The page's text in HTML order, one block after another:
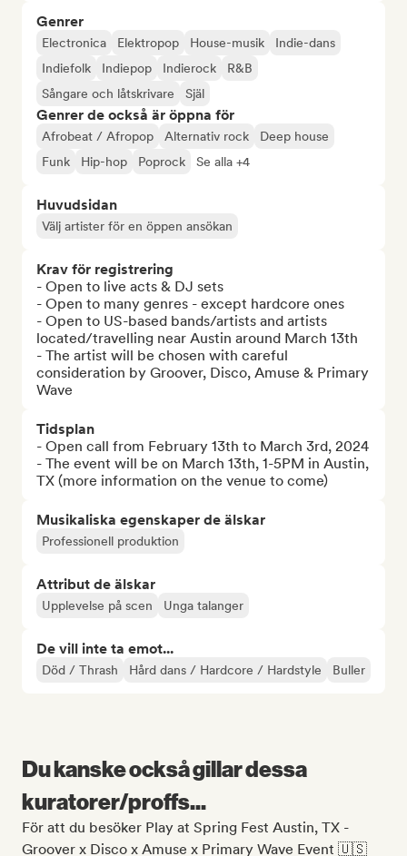
Genrer
Electronica Elektropop House-musik
Indie-dans
Indiefolk
Indiepop Indierock
R&B
Sångare och låtskrivare
Själ
Genrer de också är öppna för
Afrobeat / Afropop Alternativ rock
Deep house
Funk
Hip-hop Poprock Se alla +4
Huvudsidan
Välj artister för en öppen ansökan
Krav för registrering
- Open to live acts & DJ sets
- Open to many genres - except hardcore ones
- Open to US-based bands/artists and artists
located/travelling near Austin around March 13th
- The artist will be chosen with careful
consideration by Groover, Disco, Amuse & Primary
Wave
Tidsplan
- Open call from February 13th to March 3rd, 2024
- The event will be on March 13th, 1-5PM in Austin,
TX (more information on the venue to come)
Musikaliska egenskaper de älskar
Professionell produktion
Attribut de älskar
Upplevelse på scen Unga talanger
De vill inte ta emot...
Död / Thrash Hård dans / Hardcore / Hardstyle Buller
Du kanske också gillar dessa
kuratorer/proffs...
För att du besöker Play at Spring Fest Austin, TX -
Groover x Disco x Amuse x Primary Wave Event 🇺🇸